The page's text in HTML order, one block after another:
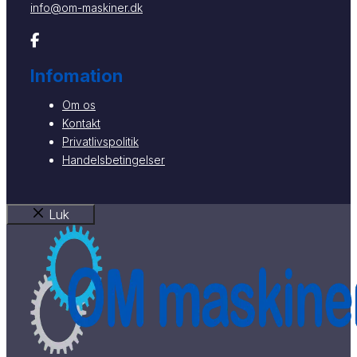
info@om-maskiner.dk
Infomation
Om os
Kontakt
Privatlivspolitik
Handelsbetingelser
Luk